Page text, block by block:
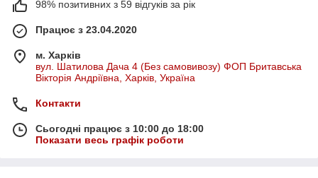
98% позитивних з 59 відгуків за рік
Працює з 23.04.2020
м. Харків
вул. Шатилова Дача 4 (Без самовивозу) ФОП Бритавська
Вікторія Андріївна, Харків, Україна
Контакти
Сьогодні працює з 10:00 до 18:00
Показати весь графік роботи